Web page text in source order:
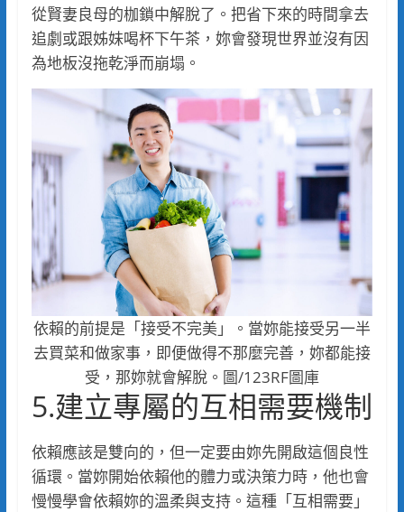
從賢妻良母的枷鎖中解脫了。把省下來的時間拿去
追劇或跟姊妹喝杯下午茶，妳會發現世界並沒有因
為地板沒拖乾淨而崩塌。
依賴的前提是「接受不完美」。當妳能接受另一半
去買菜和做家事，即便做得不那麼完善，妳都能接
受，那妳就會解脫。圖/123RF圖庫
5.建立專屬的互相需要機制
依賴應該是雙向的，但一定要由妳先開啟這個良性
循環。當妳開始依賴他的體力或決策力時，他也會
慢慢學會依賴妳的溫柔與支持。這種「互相需要」